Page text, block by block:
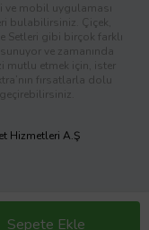
Sepete Ekle
ve mobil uygulaması
bulabilirsiniz. Çiçek,
Setleri gibi birçok farklı
ve zamanında
mutlu etmek için, ister
fırsatlarla dolu
Hizmetleri A.Ş